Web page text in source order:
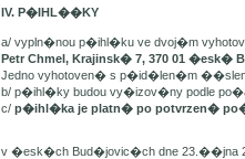
IV. P�IHL��KY
a/ vypln�nou p�ihl�ku ve dvoj�m
Petr Chmel, Krajinsk� 7, 370 01 �esk�
Jedno vyhotoven� s p�id�len�m
b/ p�ihl�ky budou vy�izov�ny podle
c/ p�ihl�ka je platn� po potvrzen�
v �esk�ch Bud�jovic�ch dne 23.��jna